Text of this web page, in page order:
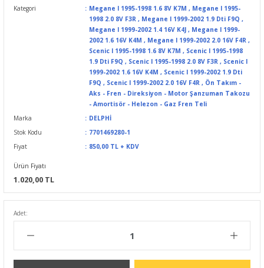
Kategori Megane I 1995-1998 1.6 8V K7M , Megane I 1995-
1998 2.0 8V F3R , Megane I 1999-2002 1.9 Dti F9Q ,
Megane I 1999-2002 1.4 16V K4J , Megane I 1999-
2002 1.6 16V K4M , Megane I 1999-2002 2.0 16V F4R ,
Scenic I 1995-1998 1.6 8V K7M , Scenic I 1995-1998
1.9 Dti F9Q , Scenic I 1995-1998 2.0 8V F3R , Scenic I
1999-2002 1.6 16V K4M , Scenic I 1999-2002 1.9 Dti
F9Q , Scenic I 1999-2002 2.0 16V F4R , Ön Takım -
Aks - Fren - Direksiyon - Motor Şanzuman Takozu
- Amortisör - Helezon - Gaz Fren Teli
Marka
DELPHİ
Stok Kodu
7701469280-1
Fiyat
850,00 TL + KDV
Ürün Fiyatı
1.020,00 TL
Adet: